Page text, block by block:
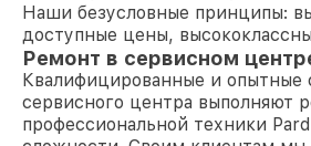
Наши безусловные принципы:
доступные цены,
Ремонт в сервисном
Квалифицированные и опытные
сервисного центра выполняют
профессиональной техники